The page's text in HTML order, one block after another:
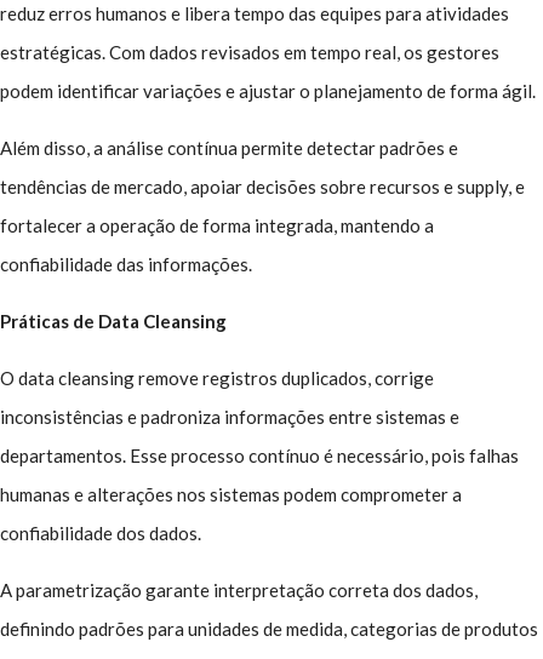
reduz erros humanos e libera tempo das equipes para atividades
estratégicas. Com dados revisados em tempo real, os gestores
podem identificar variações e ajustar o planejamento de forma ágil.
Além disso, a análise contínua permite detectar padrões e
tendências de mercado, apoiar decisões sobre recursos e supply, e
fortalecer a operação de forma integrada, mantendo a
confiabilidade das informações.
Práticas de Data Cleansing
O data cleansing remove registros duplicados, corrige
inconsistências e padroniza informações entre sistemas e
departamentos. Esse processo contínuo é necessário, pois falhas
humanas e alterações nos sistemas podem comprometer a
confiabilidade dos dados.
A parametrização garante interpretação correta dos dados,
definindo padrões para unidades de medida, categorias de produtos